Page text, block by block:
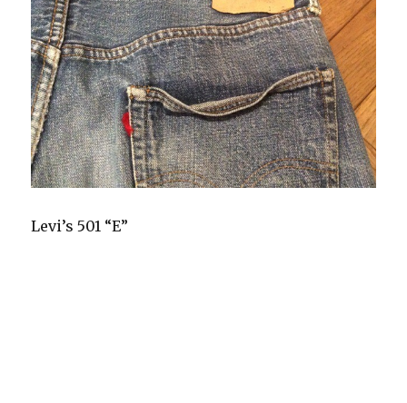
Levi’s 501 “E”